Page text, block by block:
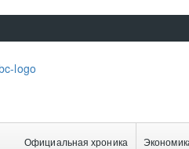
Официальная хроника